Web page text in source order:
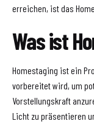
erreichen, ist das
Was ist
Homestaging ist ein
vorbereitet wird, um
Vorstellungskraft
Licht zu präsentieren